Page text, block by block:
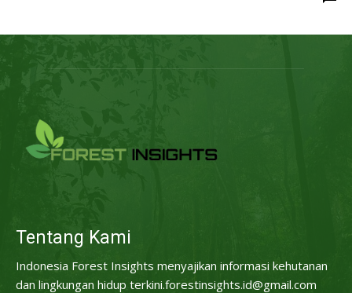
Tentang Kami
Indonesia Forest Insights menyajikan informasi kehutanan
dan lingkungan hidup terkini.forestinsights.id@gmail.com